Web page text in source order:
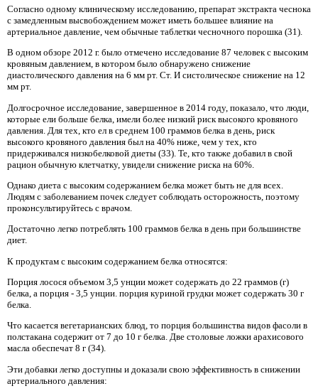
Согласно одному клиническому исследованию, препарат экстракта чеснока
с замедленным высвобождением может иметь большее влияние на
артериальное давление, чем обычные таблетки чесночного порошка (31).
В одном обзоре 2012 г. было отмечено исследование 87 человек с высоким
кровяным давлением, в котором было обнаружено снижение
диастолического давления на 6 мм рт. Ст. И систолическое снижение на 12
мм рт.
Долгосрочное исследование, завершенное в 2014 году, показало, что люди,
которые ели больше белка, имели более низкий риск высокого кровяного
давления. Для тех, кто ел в среднем 100 граммов белка в день, риск
высокого кровяного давления был на 40% ниже, чем у тех, кто
придерживался низкобелковой диеты (33). Те, кто также добавил в свой
рацион обычную клетчатку, увидели снижение риска на 60%.
Однако диета с высоким содержанием белка может быть не для всех.
Людям с заболеванием почек следует соблюдать осторожность, поэтому
проконсультируйтесь с врачом.
Достаточно легко потреблять 100 граммов белка в день при большинстве
диет.
К продуктам с высоким содержанием белка относятся:
Порция лосося объемом 3,5 унции может содержать до 22 граммов (г)
белка, а порция - 3,5 унции. порция куриной грудки может содержать 30 г
белка.
Что касается вегетарианских блюд, то порция большинства видов фасоли в
полстакана содержит от 7 до 10 г белка. Две столовые ложки арахисового
масла обеспечат 8 г (34).
Эти добавки легко доступны и доказали свою эффективность в снижении
артериального давления: